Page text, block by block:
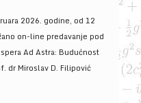
2026. godine, od 12
on-line predavanje pod
Ad Astra: Budućnost
dr Miroslav D. Filipović